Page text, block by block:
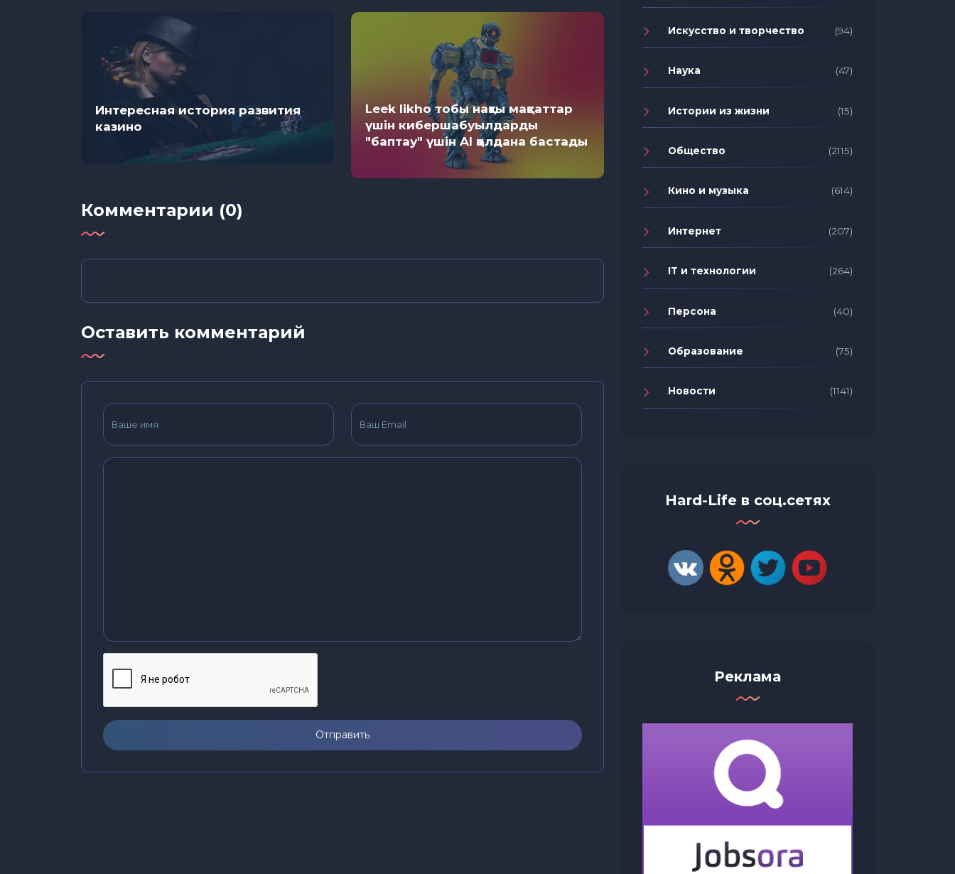
Интересная история развития
казино
Leek likho тобы нақты мақсаттар
үшін кибершабуылдарды
"баптау" үшін AI қолдана бастады
для просмотра во время
Олимпиады
Комментарии (0)
Оставить комментарий
Отправить
Искусство и творчество (94)
Наука (47)
Истории из жизни (15)
Общество (2115)
Кино и музыка (614)
Интернет (207)
IT и технологии (264)
Персона (40)
Образование (75)
Новости (1141)
Hard-Life в соц.сетях
Реклама